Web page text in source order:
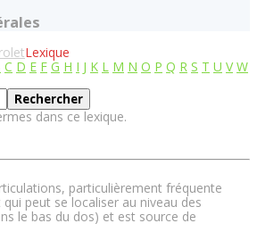
Lexique
C D E F G H I J K L M N O P Q R S T U V W
dans ce lexique.
particulièrement fréquente
qui peut se localiser au niveau des
le bas du dos) et est source de